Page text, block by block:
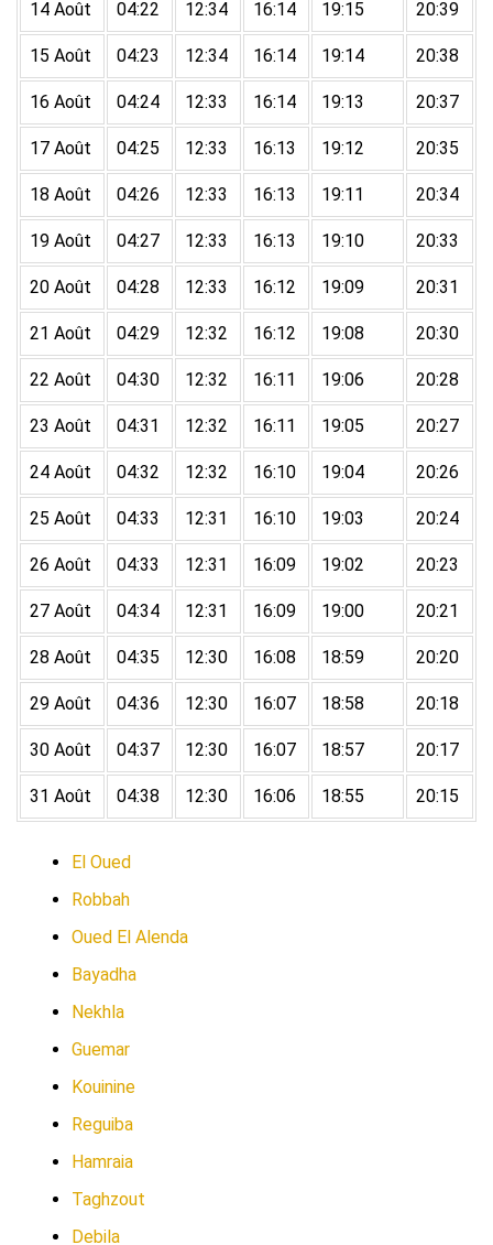
14 Août 04:22 12:34 16:14 19:15 20:39
15 Août 04:23 12:34 16:14 19:14 20:38
16 Août 04:24 12:33 16:14 19:13 20:37
17 Août 04:25 12:33 16:13 19:12 20:35
18 Août 04:26 12:33 16:13 19:11 20:34
19 Août 04:27 12:33 16:13 19:10 20:33
20 Août 04:28 12:33 16:12 19:09 20:31
21 Août 04:29 12:32 16:12 19:08 20:30
22 Août 04:30 12:32 16:11 19:06 20:28
23 Août 04:31 12:32 16:11 19:05 20:27
24 Août 04:32 12:32 16:10 19:04 20:26
25 Août 04:33 12:31 16:10 19:03 20:24
26 Août 04:33 12:31 16:09 19:02 20:23
27 Août 04:34 12:31 16:09 19:00 20:21
28 Août 04:35 12:30 16:08 18:59 20:20
29 Août 04:36 12:30 16:07 18:58 20:18
30 Août 04:37 12:30 16:07 18:57 20:17
31 Août 04:38 12:30 16:06 18:55 20:15
El Oued
Robbah
Oued El Alenda
Bayadha
Nekhla
Guemar
Kouinine
Reguiba
Hamraia
Taghzout
Debila